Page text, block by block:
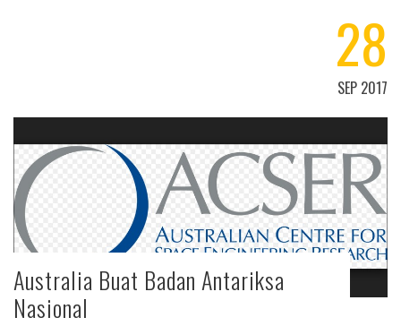
28
SEP 2017
Australia Buat Badan Antariksa
Nasional